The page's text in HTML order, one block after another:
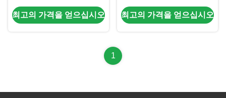
12V DC to 110V AC 전력
인버터
최고의 가격을 얻으십시오
AC 내장 USB 충전
최고의 가격을 얻으십시오
1